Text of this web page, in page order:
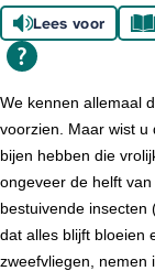
Lees voor
We kennen allemaal
voorzien. Maar wist u
bijen hebben die
ongeveer de helft
bestuivende insecten
dat alles blijft bloeien
zweefvliegen, nemen